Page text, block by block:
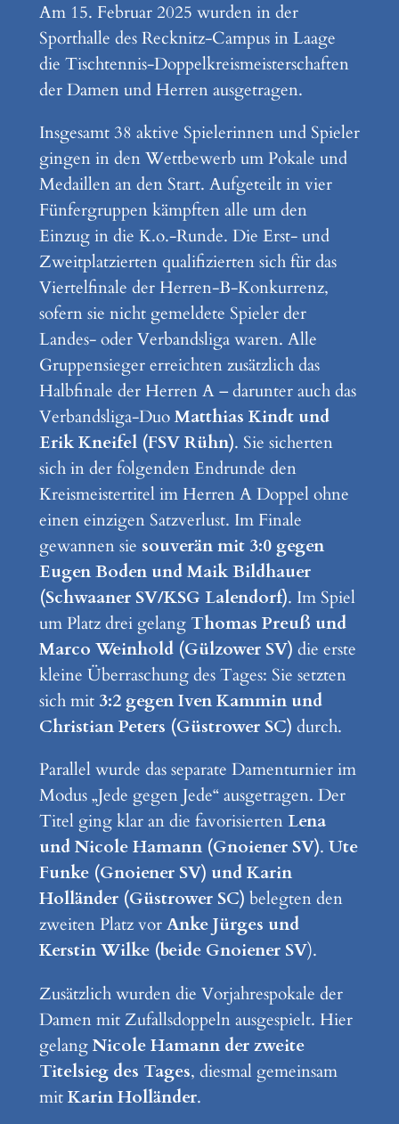
Am 15. Februar 2025 wurden in der
Sporthalle des Recknitz-Campus in Laage
die Tischtennis-Doppelkreismeisterschaften
der Damen und Herren ausgetragen.
Insgesamt 38 aktive Spielerinnen und Spieler
gingen in den Wettbewerb um Pokale und
Medaillen an den Start. Aufgeteilt in vier
Fünfergruppen kämpften alle um den
Einzug in die K.o.-Runde. Die Erst- und
Zweitplatzierten qualifizierten sich für das
Viertelfinale der Herren-B-Konkurrenz,
sofern sie nicht gemeldete Spieler der
Landes- oder Verbandsliga waren. Alle
Gruppensieger erreichten zusätzlich das
Halbfinale der Herren A – darunter auch das
Verbandsliga-DuoMatthias Kindt und
Erik Kneifel (FSV Rühn). Sie sicherten
sich in der folgenden Endrunde den
Kreismeistertitel im Herren A Doppel ohne
einen einzigen Satzverlust. Im Finale
gewannen sie souverän mit 3:0 gegen
Eugen Boden und Maik Bildhauer
(Schwaaner SV/KSG Lalendorf). Im Spiel
um Platz drei gelang Thomas Preuß und
Marco Weinhold (Gülzower SV) die erste
kleine Überraschung des Tages: Sie setzten
sich mit3:2 gegen Iven Kammin und
Christian Peters (Güstrower SC) durch.
Parallel wurde das separate Damenturnier im
Modus „Jede gegen Jede“ ausgetragen. Der
Titel ging klar an die favorisierten Lena
und Nicole Hamann (Gnoiener SV). Ute
Funke (Gnoiener SV) und Karin
Holländer (Güstrower SC) belegten den
zweiten Platz vorAnke Jürges und
Kerstin Wilke (beide Gnoiener SV).
Zusätzlich wurden die Vorjahrespokale der
Damen mit Zufallsdoppeln ausgespielt. Hier
gelangNicole Hamann der zweite
Titelsieg des Tages, diesmal gemeinsam
mitKarin Holländer.